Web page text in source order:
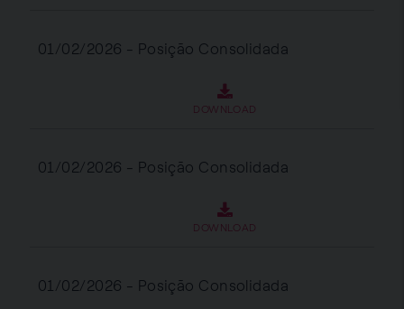
01/02/2026 - Posição Consolidada
DOWNLOAD
01/02/2026 - Posição Consolidada
DOWNLOAD
01/02/2026 - Posição Consolidada